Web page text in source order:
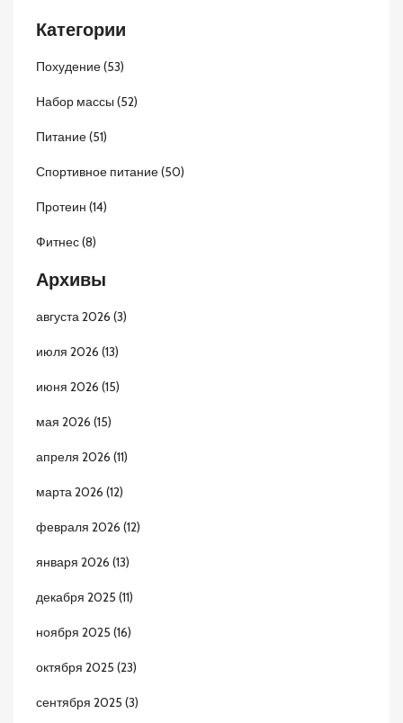
Категории
Похудение(53)
Набор массы (52)
Питание(51)
Спортивное питание(50)
Протеин (14)
Фитнес(8)
Архивы
августа 2026 (3)
июля 2026 (13)
июня 2026 (15)
мая 2026 (15)
апреля 2026 (11)
марта 2026 (12)
февраля 2026 (12)
января 2026 (13)
декабря 2025 (11)
ноября 2025 (16)
октября 2025 (23)
сентября 2025 (3)